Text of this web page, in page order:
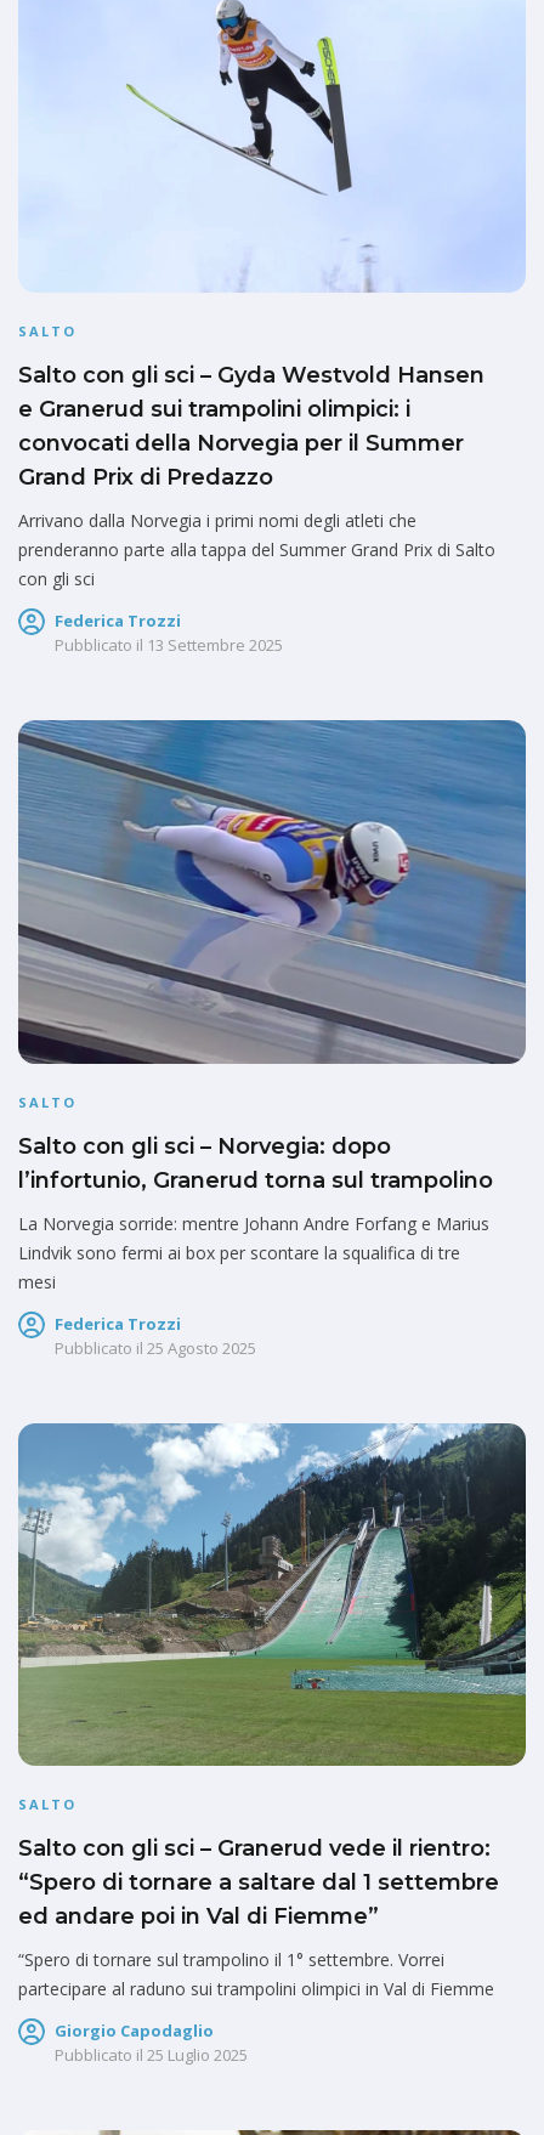
SALTO
Salto con gli sci – Gyda Westvold Hansen
e Granerud sui trampolini olimpici: i
convocati della Norvegia per il Summer
Grand Prix di Predazzo
Arrivano dalla Norvegia i primi nomi degli atleti che
prenderanno parte alla tappa del Summer Grand Prix di Salto
con gli sci
Federica Trozzi
Pubblicato il 13 Settembre 2025
SALTO
Salto con gli sci – Norvegia: dopo
l’infortunio, Granerud torna sul trampolino
La Norvegia sorride: mentre Johann Andre Forfang e Marius
Lindvik sono fermi ai box per scontare la squalifica di tre
mesi
Federica Trozzi
Pubblicato il 25 Agosto 2025
SALTO
Salto con gli sci – Granerud vede il rientro:
“Spero di tornare a saltare dal 1 settembre
ed andare poi in Val di Fiemme”
“Spero di tornare sul trampolino il 1° settembre. Vorrei
partecipare al raduno sui trampolini olimpici in Val di Fiemme
Giorgio Capodaglio
Pubblicato il 25 Luglio 2025